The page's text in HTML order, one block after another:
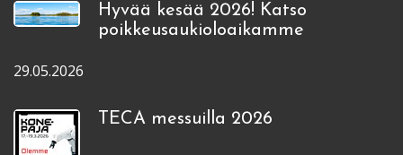
Hyvää kesää 2026! Katso
poikkeusaukioloaikamme
29.05.2026
TECA messuilla 2026